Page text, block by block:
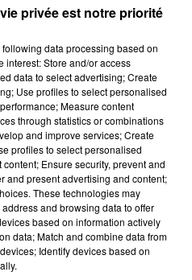
Idéal pour découvrir la
a testé...
privée est notre priorité
following data processing based on
interest: Store and/or access
data to select advertising; Create
Use profiles to select personalised
Measure content
through statistics or combinations
and improve services; Create
profiles to select personalised
Ensure security, prevent and
and present advertising and content;
These technologies may
and browsing data to offer
based on information actively
data; Match and combine data from
Identify devices based on